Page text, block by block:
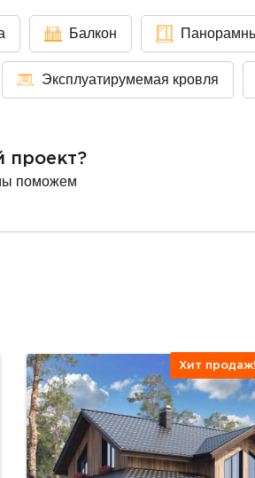
Балкон
Эксплуатирумемая кровля
проект?
поможем
Хит продаж!